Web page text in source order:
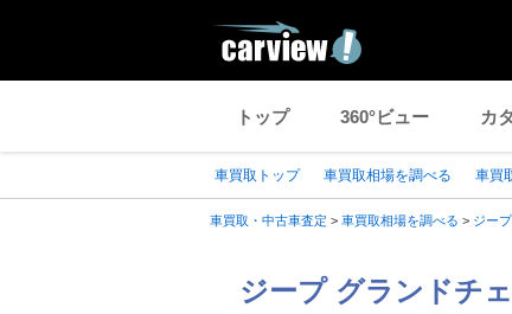
トップ 360°ビュー カ
車買取トップ 車買取相場を調べる 車買
車買取・中古車査定 > 車買取相場を調べる > ジープ
ジープ グランドチ